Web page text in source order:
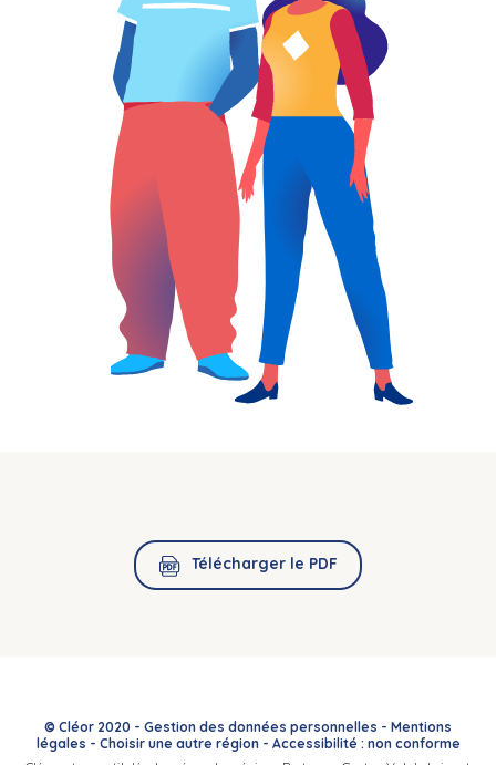
Télécharger le PDF
© Cléor 2020 - Gestion des données personnelles - Mentions
légales - Choisir une autre région- Accessibilité : non conforme